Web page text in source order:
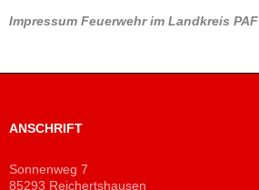
Impressum Feuerwehr im Landkreis PAF
ANSCHRIFT
Sonnenweg 7
85293 Reichertshausen